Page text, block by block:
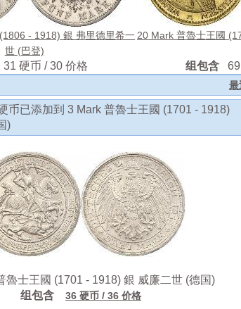
- 1918) 銀 弗里德里希一
世 (巴登)
31 硬币 / 30 价格
20 Mark 普魯士王國
组包含
最
币已添加到 3 Mark 普魯士王國 (1701 - 1918)
)
士王國 (1701 - 1918) 銀 威廉二世 (德国)
组包含
36 硬币 / 36 价格